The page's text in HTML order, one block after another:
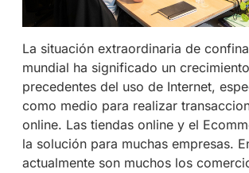
La situación extraordinaria de
mundial ha significado un
precedentes del uso de Internet,
como medio para realizar
online. Las tiendas online y el
la solución para muchas empresas.
actualmente son muchos los